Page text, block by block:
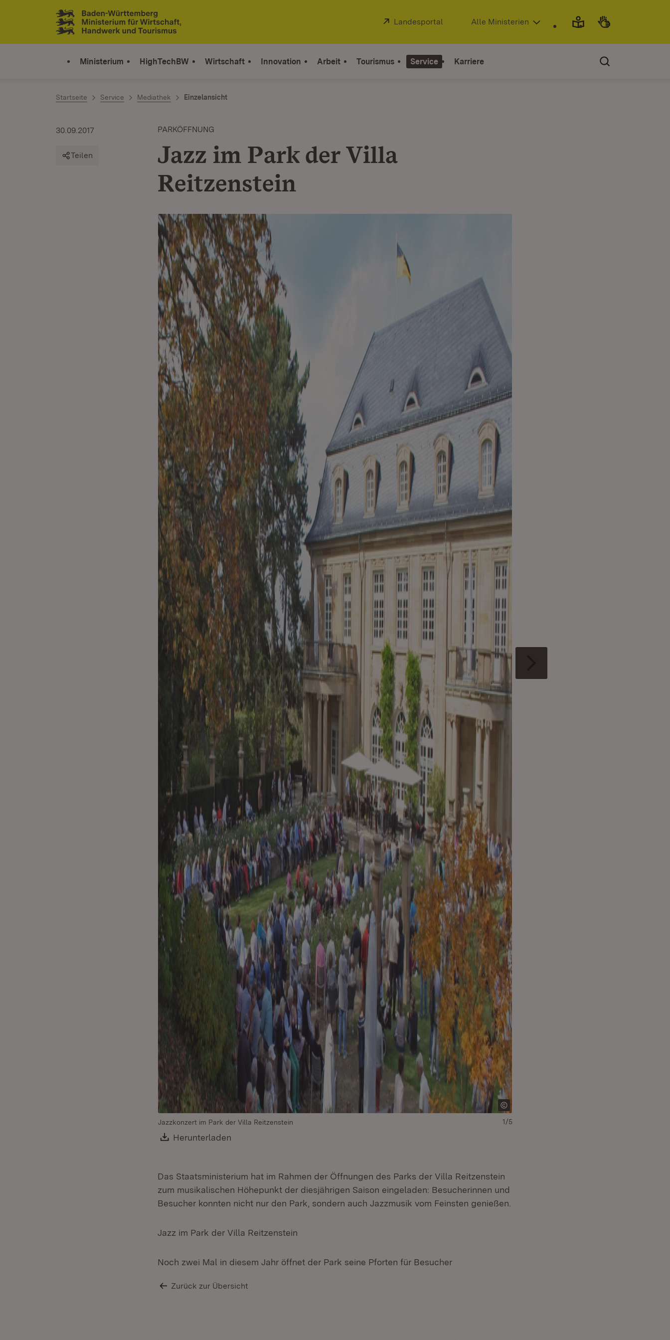
Zum Inhalt springen
Link zur Startseite
Extern:
Landesportal (Öffnet in neuem Fenster)
Alle Ministerien
Ministerium HighTechBW Wirtschaft Innovation Arbeit Tourismus Service Karriere
Startseite Service Mediathek Einzelansicht
PARKÖFFNUNG
Jazz im Park der Villa
Reitzenstein
30.09.2017
Teilen
Jazzkonzert im Park der Villa Reitzenstein
Download:
Herunterladen
1/5
Das Staatsministerium hat im Rahmen der Öffnungen des Parks der Villa Reitzenstein
zum musikalischen Höhepunkt der diesjährigen Saison eingeladen: Besucherinnen und
Besucher konnten nicht nur den Park, sondern auch Jazzmusik vom Feinsten genießen.
Jazz im Park der Villa Reitzenstein
Noch zwei Mal in diesem Jahr öffnet der Park seine Pforten für Besucher
Zurück zur Übersicht